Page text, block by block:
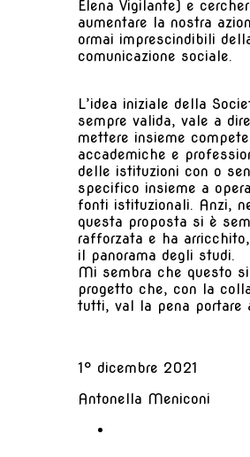
Elena Vigilante) e
aumentare la nostra
ormai imprescindibili
comunicazione sociale.
L’idea iniziale della
sempre valida, vale a
mettere insieme
accademiche e
delle istituzioni con o
specifico insieme a
fonti istituzionali. Anzi,
questa proposta si è
rafforzata e ha
il panorama degli studi.
Mi sembra che questo
progetto che, con la
tutti, val la pena portare
1° dicembre 2021
Antonella Meniconi